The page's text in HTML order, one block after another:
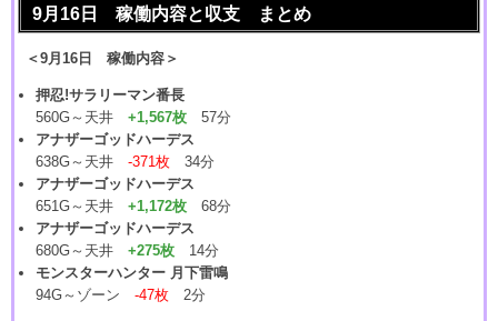
9月16日 稼働内容と収支 まとめ
＜9月16日 稼働内容＞
押忍!サラリーマン番長
560G～天井 +1,567枚 57分
アナザーゴッドハーデス
638G～天井 -371枚 34分
アナザーゴッドハーデス
651G～天井 +1,172枚 68分
アナザーゴッドハーデス
680G～天井 +275枚 14分
モンスターハンター 月下雷鳴
94G～ゾーン -47枚 2分